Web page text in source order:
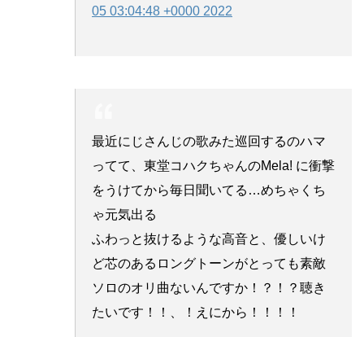
05 03:04:48 +0000 2022
最近にじさんじの歌みた巡回するのハマ
ってて、東堂コハクちゃんのMela! に衝撃
をうけてから毎日聞いてる…めちゃくち
ゃ元気出る
ふわっと抜けるような高音と、優しいけ
ど芯のあるロングトーンがとっても素敵
ソロのオリ曲ないんですか！？！？聴き
たいです！！、！えにから！！！！